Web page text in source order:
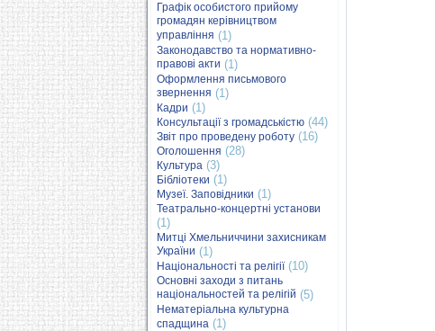
Графік особистого прийому
громадян керівництвом
управління (1)
Законодавство та нормативно-
правові акти (1)
Оформлення письмового
звернення (1)
Кадри (1)
Консультації з громадськістю (44)
Звіт про проведену роботу (16)
Оголошення (28)
Культура (3)
Бібліотеки (1)
Музеї. Заповідники (1)
Театрально-концертні установи
(1)
Митці Хмельниччини захисникам
України (1)
Національності та релігії(10)
Основні заходи з питань
національностей та релігій (5)
Нематеріальна культурна
спадщина (1)